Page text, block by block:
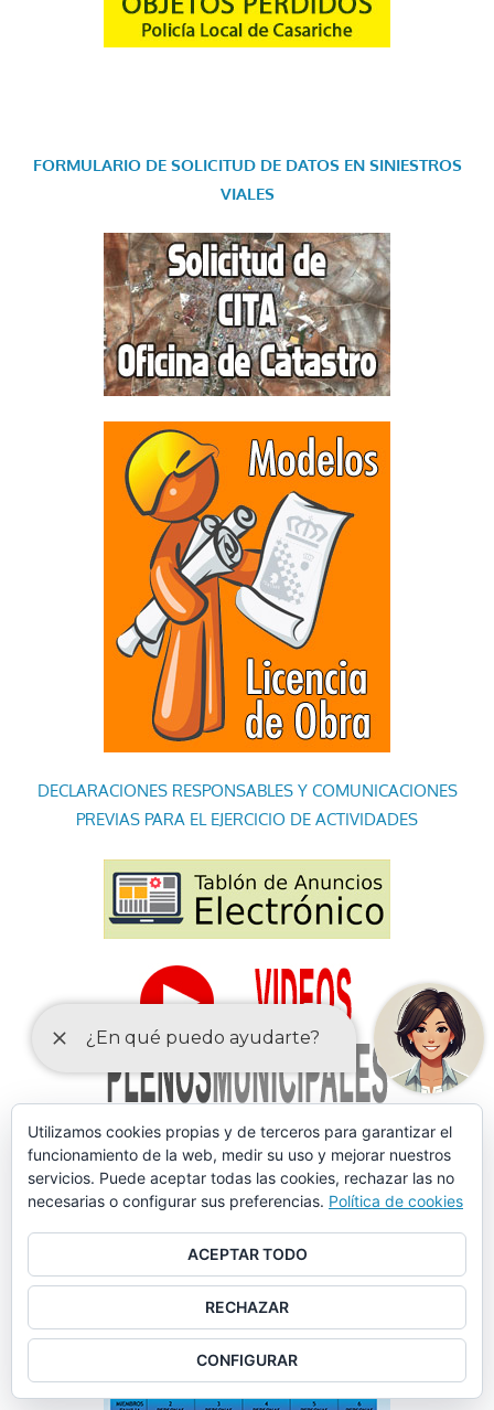
FORMULARIO DE SOLICITUD DE DATOS EN SINIESTROS
VIALES
DECLARACIONES RESPONSABLES Y COMUNICACIONES
PREVIAS PARA EL EJERCICIO DE ACTIVIDADES
Utilizamos cookies propias y de terceros para garantizar el
funcionamiento de la web, medir su uso y mejorar nuestros
servicios. Puede aceptar todas las cookies, rechazar las no
necesarias o configurar sus preferencias. Política de cookies
ACEPTAR TODO
RECHAZAR
CONFIGURAR